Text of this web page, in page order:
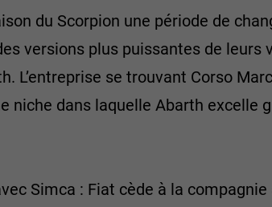
du Scorpion une période de
versions plus puissantes de leurs
L’entreprise se trouvant Corso
dans laquelle Abarth excelle
Simca : Fiat cède à la